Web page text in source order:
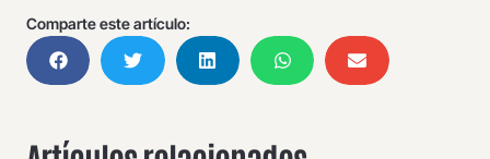
Comparte este artículo: